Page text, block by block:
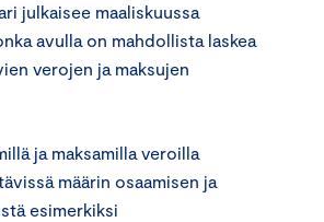
julkaisee maaliskuussa
avulla on mahdollista laskea
verojen ja maksujen
ja maksamilla veroilla
määrin osaamisen ja
esimerkiksi